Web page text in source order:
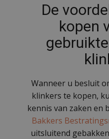
De
kopen
Wanneer u besluit
klinkers te kopen,
kennis van zaken en
Bakkers
uitsluitend